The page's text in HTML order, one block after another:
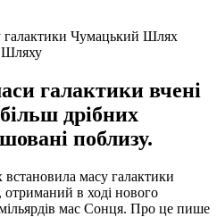
Шляху
галактики вчені
дрібних
поблизу.
масу галактики
в ході нового
мас Сонця. Про це пише